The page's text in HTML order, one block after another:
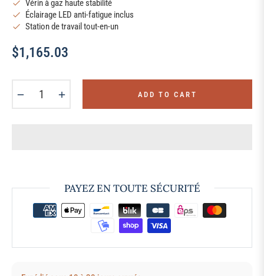
Vérin à gaz haute stabilité
Éclairage LED anti-fatigue inclus
Station de travail tout-en-un
Regular
$1,165.03
ADD TO CART
PAYEZ EN TOUTE SÉCURITÉ